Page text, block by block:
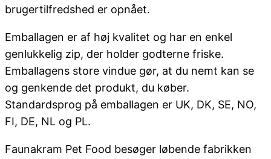
brugertilfredshed er opnået.
Emballagen er af høj kvalitet og har en enkel
genlukkelig zip, der holder godterne friske.
Emballagens store vindue gør, at du nemt kan se
og genkende det produkt, du køber.
Standardsprog på emballagen er UK, DK, SE, NO,
FI, DE, NL og PL.
Faunakram Pet Food besøger løbende fabrikken